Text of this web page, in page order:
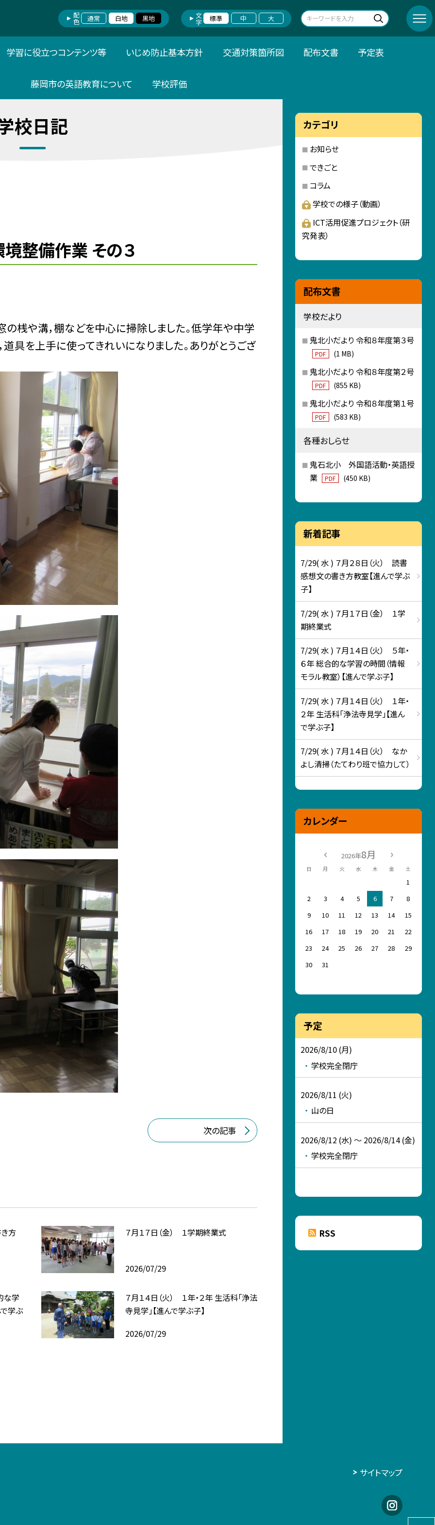
配色 通常 白地 黒地 文字 標準 中 大
学習に役立つコンテンツ等 いじめ防止基本方針 交通対策箇所図 配布文書 予定表
藤岡市の英語教育について 学校評価
校日記
境整備作業 その３
桟や溝，棚などを中心に掃除しました。低学年や中学
具を上手に使ってきれいになりました。ありがとうござ
次の記事
方 ７月１７日（金） １学期終業式
2026/07/29
な学
学ぶ
７月１４日（火） １年・２年 生活科「浄法
寺見学」【進んで学ぶ子】
2026/07/29
カテゴリ
お知らせ
できごと
コラム
学校での様子（動画）
ICT活用促進プロジェクト（研
究発表）
配布文書
学校だより
鬼北小だより 令和８年度第３号
PDF (1 MB)
鬼北小だより 令和８年度第２号
PDF (855 KB)
鬼北小だより 令和８年度第１号
PDF (583 KB)
各種おしらせ
鬼石北小 外国語活動・英語授
業
PDF (450 KB)
新着記事
7/29( 水 ) ７月２８日（火） 読書
感想文の書き方教室【進んで学ぶ
子】
7/29( 水 ) ７月１７日（金） １学
期終業式
7/29( 水 ) ７月１４日（火） ５年・
６年 総合的な学習の時間（情報
モラル教室）【進んで学ぶ子】
7/29( 水 ) ７月１４日（火） １年・
２年 生活科「浄法寺見学」【進ん
で学ぶ子】
7/29( 水 ) ７月１４日（火） なか
よし清掃（たてわり班で協力して）
カレンダー
2026年8月
日 月 火 水 木 金 土
1
2
3 4 5 6 7
8
9
10 11 12 13 14
15
16
17 18 19 20 21
22
23
24 25 26 27 28
29
30
31
予定
2026/8/10 (月)
学校完全閉庁
2026/8/11 (火)
山の日
2026/8/12 (水) ～ 2026/8/14 (金)
学校完全閉庁
RSS
サイトマップ